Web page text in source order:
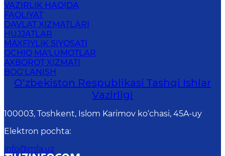
VAZIRLIK HAQIDA
FAOLIYAT
DAVLAT XIZMATLARI
HUJJATLAR
MAXFIYLIK SIYOSATI
OCHIQ MA'LUMOTLAR
AXBOROT XIZMATI
BOG‘LANISH
O‘zbеkistоn Rеspublikаsi Tashqi Ishlаr
Vаzirligi
100003, Toshkent, Islom Karimov ko‘chasi, 45A-uy
Elektron pochta:
info@mfa.uz